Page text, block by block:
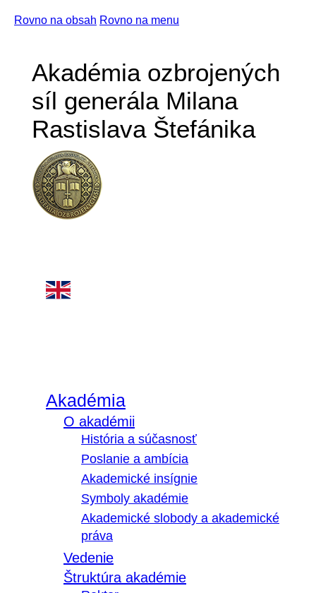
Rovno na obsah Rovno na menu
Akadémia ozbrojených
síl generála Milana
Rastislava Štefánika
Akadémia
O akadémii
História a súčasnosť
Poslanie a ambícia
Akademické insígnie
Symboly akadémie
Akademické slobody a akademické
práva
Vedenie
Štruktúra akadémie